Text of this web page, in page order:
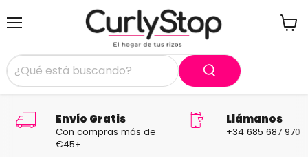
Envío Gratis
Con compras más de
€45+
Llámanos
+34 685 687 970